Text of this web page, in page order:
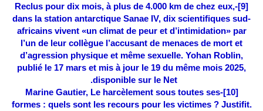
[9]
-Reclus pour dix mois, à plus de 4.000 km de chez eux,
dans la station antarctique Sanae IV, dix scientifiques sud-
africains vivent «un climat de peur et d’intimidation» par
l’un de leur collègue l’accusant de menaces de mort et
d’agression physique et même sexuelle. Yohan Roblin,
publié le 17 mars et mis à jour le 19 du même mois 2025,
disponible sur le Net.
[10]
-Marine Gautier, Le harcèlement sous toutes ses
formes : quels sont les recours pour les victimes ? Justifit.